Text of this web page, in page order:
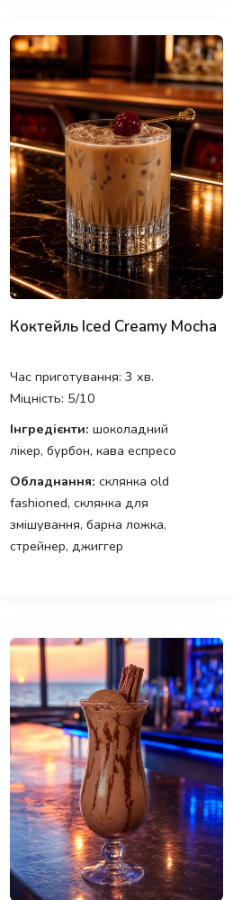
Коктейль Iced Creamy Mocha
Час приготування: 3 хв.
Міцність: 5/10
Інгредієнти: шоколадний
лікер, бурбон, кава еспресо
Обладнання: склянка old
fashioned, склянка для
змішування, барна ложка,
стрейнер, джиггер